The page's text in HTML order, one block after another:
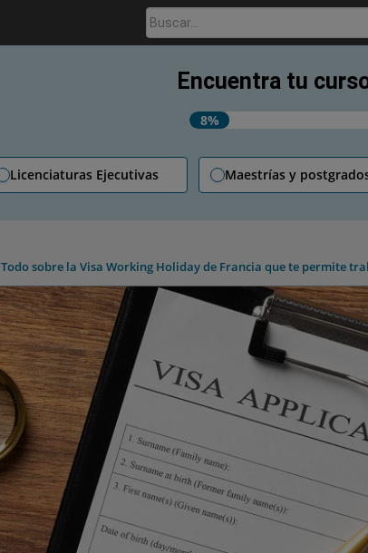
Buscar:
Encuentra tu
8%
Licenciaturas Ejecutivas Maestrías y
Todo sobre la Visa Working Holiday de Francia que te permite